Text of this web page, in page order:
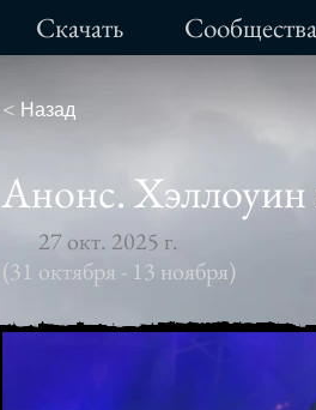
Cкачать Сообщества
(31 октября - 13 ноября)
Анонс. Хэллоуин
< Назад
27 окт. 2025 г.